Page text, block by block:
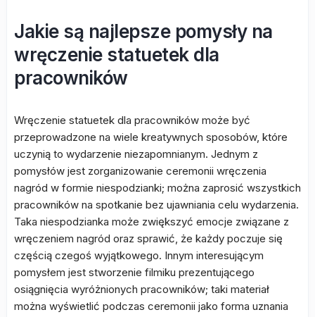
Jakie są najlepsze pomysły na
wręczenie statuetek dla
pracowników
Wręczenie statuetek dla pracowników może być
przeprowadzone na wiele kreatywnych sposobów, które
uczynią to wydarzenie niezapomnianym. Jednym z
pomysłów jest zorganizowanie ceremonii wręczenia
nagród w formie niespodzianki; można zaprosić wszystkich
pracowników na spotkanie bez ujawniania celu wydarzenia.
Taka niespodzianka może zwiększyć emocje związane z
wręczeniem nagród oraz sprawić, że każdy poczuje się
częścią czegoś wyjątkowego. Innym interesującym
pomysłem jest stworzenie filmiku prezentującego
osiągnięcia wyróżnionych pracowników; taki materiał
można wyświetlić podczas ceremonii jako forma uznania